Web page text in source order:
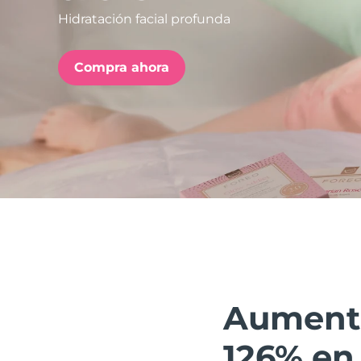
Hidratación facial profunda
Compra ahora
issa™ Teeth Whitening Set
FAQ™ Dual LED Panel
POPULAR